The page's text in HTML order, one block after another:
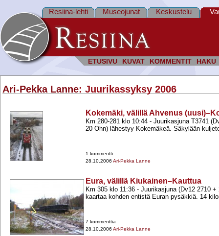
ETUSIVU KUVAT KOMMENTIT HAKU
Resiina-lehti Museojunat Keskustelu
Ari-Pekka Lanne: Juurikassyksy 2006
Kokemäki, välillä Ahvenus
Km 280-​281 klo 10:44 -​ Juurikasjuna T3741
20 Ohn) lähestyy Kokemäkeä. Säkylään
1 kommentti
28.10.2006 Ari-Pekka Lanne
Eura, välillä Kiukainen–Kauttua
Km 305 klo 11:36 -​ Juurikasjuna (Dv12 2710 +​
kaartaa kohden entistä Euran pysäkkiä. 14
7 kommenttia
28.10.2006 Ari-Pekka Lanne